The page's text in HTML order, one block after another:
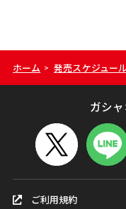
ホーム > 発売スケジュー
ガシ
ご利用規約